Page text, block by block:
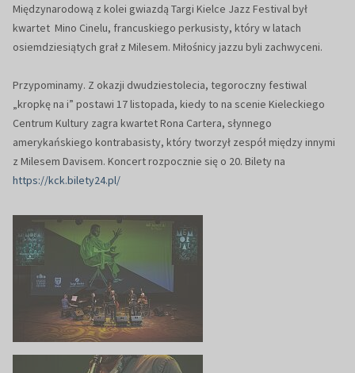
Międzynarodową z kolei gwiazdą Targi Kielce Jazz Festival był
kwartet Mino Cinelu, francuskiego perkusisty, który w latach
osiemdziesiątych grał z Milesem. Miłośnicy jazzu byli zachwyceni.
Przypominamy. Z okazji dwudziestolecia, tegoroczny festiwal
„kropkę na i” postawi 17 listopada, kiedy to na scenie Kieleckiego
Centrum Kultury zagra kwartet Rona Cartera, słynnego
amerykańskiego kontrabasisty, który tworzył zespół między innymi
z Milesem Davisem. Koncert rozpocznie się o 20. Bilety na
https://kck.bilety24.pl/